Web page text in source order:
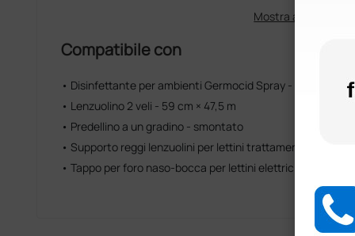
Mostra altro
Compatibile con
• Disinfettante per ambienti Germocid Spray - 400 ml
• Lenzuolino 2 veli - 59 cm × 47,5 m
• Predellino a un gradino - smontato
• Supporto reggi lenzuolini per lettini trattamenti e elettrici
• Tappo per foro naso-bocca per lettini elettrici e lettini